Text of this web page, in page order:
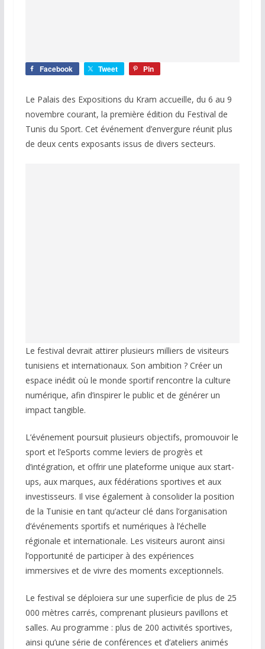
Facebook Tweet Pin
Le Palais des Expositions du Kram accueille, du 6 au 9
novembre courant, la première édition du Festival de
Tunis du Sport. Cet événement d’envergure réunit plus
de deux cents exposants issus de divers secteurs.
Le festival devrait attirer plusieurs milliers de visiteurs
tunisiens et internationaux. Son ambition ? Créer un
espace inédit où le monde sportif rencontre la culture
numérique, afin d’inspirer le public et de générer un
impact tangible.
L’événement poursuit plusieurs objectifs, promouvoir le
sport et l’eSports comme leviers de progrès et
d’intégration, et offrir une plateforme unique aux start-
ups, aux marques, aux fédérations sportives et aux
investisseurs. Il vise également à consolider la position
de la Tunisie en tant qu’acteur clé dans l’organisation
d’événements sportifs et numériques à l’échelle
régionale et internationale. Les visiteurs auront ainsi
l’opportunité de participer à des expériences
immersives et de vivre des moments exceptionnels.
Le festival se déploiera sur une superficie de plus de 25
000 mètres carrés, comprenant plusieurs pavillons et
salles. Au programme : plus de 200 activités sportives,
ainsi qu’une série de conférences et d’ateliers animés